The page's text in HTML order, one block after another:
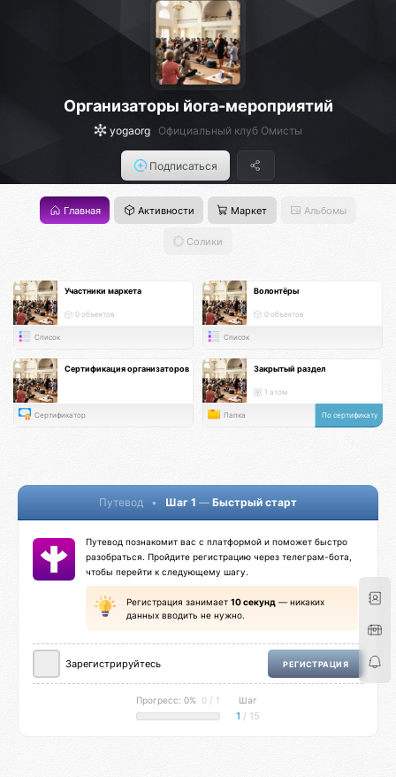
Организаторы йога-мероприятий
yogaorg Официальный клуб Омисты
Подписаться
Главная Активности Маркет Альбомы
Солики
Участники маркета
0 объектов
Список
Волонтёры
0 объектов
Список
Сертификация организаторов
Сертификатор
Закрытый раздел
1 атом
Папка По сертификату
Путевод • Шаг 1 — Быстрый старт
Путевод познакомит вас с платформой и поможет быстро
разобраться. Пройдите регистрацию через телеграм-бота,
чтобы перейти к следующему шагу.
Регистрация занимает 10 секунд — никаких
данных вводить не нужно.
Зарегистрируйтесь РЕГИСТРАЦИЯ
Прогресс: 0% 0 / 1 Шаг
1 / 15